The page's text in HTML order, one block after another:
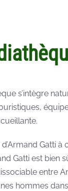
s’intègre
Gatti
Gatti est bien
entre
hommes